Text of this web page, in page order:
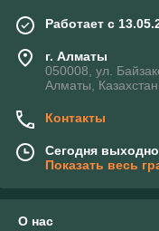
Работает с
г. Алматы
050008, ул.
Алматы, Казахстан
Контакты
Сегодня
Показать весь
О нас